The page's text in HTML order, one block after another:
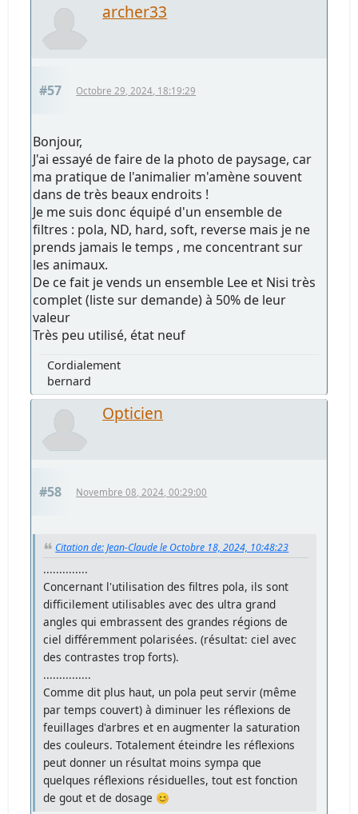
archer33
#57 Octobre 29, 2024, 18:19:29
Bonjour,
J'ai essayé de faire de la photo de paysage, car
ma pratique de l'animalier m'amène souvent
dans de très beaux endroits !
Je me suis donc équipé d'un ensemble de
filtres : pola, ND, hard, soft, reverse mais je ne
prends jamais le temps , me concentrant sur
les animaux.
De ce fait je vends un ensemble Lee et Nisi très
complet (liste sur demande) à 50% de leur
valeur
Très peu utilisé, état neuf
Cordialement
bernard
Opticien
#58 Novembre 08, 2024, 00:29:00
Citation de: Jean-Claude le Octobre 18, 2024, 10:48:23
..............
Concernant l'utilisation des filtres pola, ils sont
difficilement utilisables avec des ultra grand
angles qui embrassent des grandes régions de
ciel différemment polarisées. (résultat: ciel avec
des contrastes trop forts).
...............
Comme dit plus haut, un pola peut servir (même
par temps couvert) à diminuer les réflexions de
feuillages d'arbres et en augmenter la saturation
des couleurs. Totalement éteindre les réflexions
peut donner un résultat moins sympa que
quelques réflexions résiduelles, tout est fonction
de gout et de dosage 😊